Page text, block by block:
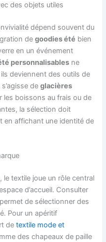
des objets utiles
dépend souvent du
degoodies été bien
en un événement
personnalisables ne
deviennent des outils de
deglacières
les boissons au frais ou de
la sélection doit
en affichant une identité de
textile joue un rôle central
d’accueil. Consulter
permet de sélectionner des
Pour un apéritif
detextile mode et
des chapeaux de paille